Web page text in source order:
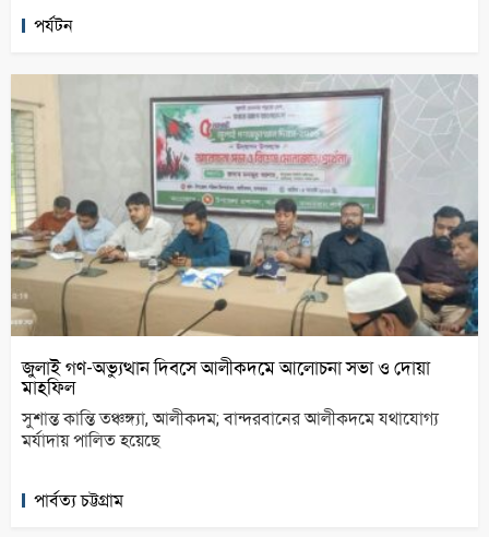
পর্যটন
জুলাই গণ-অভ্যুত্থান দিবসে আলীকদমে আলোচনা সভা ও দোয়া
মাহফিল
সুশান্ত কান্তি তঞ্চঙ্গ্যা, আলীকদম; বান্দরবানের আলীকদমে যথাযোগ্য
মর্যাদায় পালিত হয়েছে
পার্বত্য চট্টগ্রাম